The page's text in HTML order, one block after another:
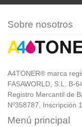
Sobre nosotros
A4TONER® marca
FASAWORLD, S.L. B-
Registro Mercantil de
Nº358787, Inscripción
Menú principal